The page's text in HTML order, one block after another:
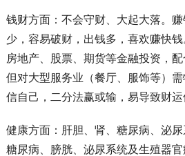
钱财方面：不会守财、大起大落。
少，容易破财，出钱多，喜欢赚快
房地产、股票、期货等金融投资，配
但对大型服务业（餐厅、服饰等）
信自己，二分法赢或输，易导致财运
健康方面：肝胆、肾、糖尿病、泌尿
糖尿病、膀胱、泌尿系统及生殖器